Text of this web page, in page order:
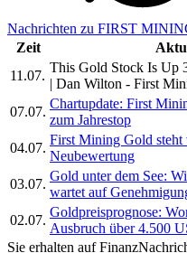
Nachrichten zu FIRST
Zeit
11.07.
This Gold Stock Is Up
| Dan Wilton - First
07.07.
Chartupdate: First
zum Jahrestop
04.07.
First Mining Gold steht
Neubewertung
03.07.
Gold unter dem See:
wartet auf
02.07.
Goldpreisprognose:
Ausbruch über 4.500
Sie erhalten auf